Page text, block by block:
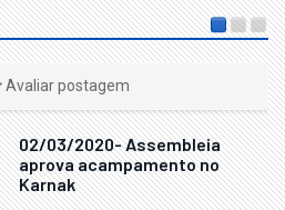
Avaliar postagem
02/03/2020- Assembleia
aprova acampamento no
Karnak